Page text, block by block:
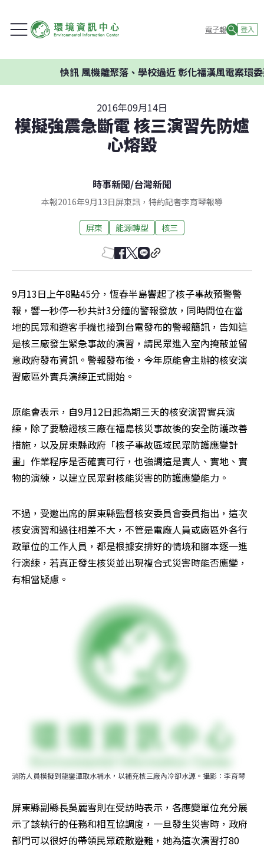
電子報 登入
風機離聚落、學校過近 彰化福漢風電案環委建議不
2016年09月14日
模擬強震急斷電 核三演習先防爐
心熔毀
時事新聞/台灣新聞
本報2016年9月13日屏東訊，特約記者李育琴報導
屏東 能源轉型 核三
9月13日上午8點45分，恆春半島響起了核子事故預警警
報，響一秒停一秒共計3分鐘的警報發放，同時間位在當
地的民眾和遊客手機也接到台電發布的警報簡訊，告知這
是核三廠發生緊急事故的演習，請民眾進入室內掩蔽並留
意政府發布資訊。警報發布後，今年原能會主辦的核安演
習廠區外實兵演練正式開始。
原能會表示，自9月12日起為期三天的核安演習實兵演
練，除了要驗證核三廠在福島核災事故後的安全防護改善
措施，以及屏東縣政府「核子事故區域民眾防護應變計
畫」作業程序是否確實可行，也強調這是實人、實地、實
物的演練，以建立民眾對核能災害的防護應變能力。
不過，受邀出席的屏東縣監督核安委員會委員指出，這次
核安演習和過往相差不大，不管是電廠人員或廠區外各行
政單位的工作人員，都是根據安排好的情境和腳本逐一進
行演練，若真正發生核災並出現複合式災害時能否應變，
有相當疑慮。
消防人員模擬到龍鑾潭取水補水，以補充核三廠內冷卻水源。攝影：李育琴
屏東縣副縣長吳麗雪則在受訪時表示，各應變單位充分展
示了該執行的任務和相互協調度，一旦發生災害時，政府
部門可以很好的帶領民眾疏散避難，她為這次演習打80